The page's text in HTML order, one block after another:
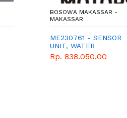
BOSOWA MAKASSAR -
MAKASSAR
ME230761 - SENSOR
UNIT, WATER
TEMPERATURE
Rp. 838.050,00